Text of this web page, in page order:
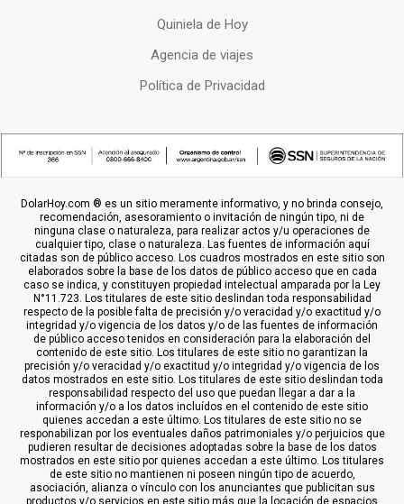
Quiniela de Hoy
Agencia de viajes
Política de Privacidad
DolarHoy.com ® es un sitio meramente informativo, y no brinda consejo,
recomendación, asesoramiento o invitación de ningún tipo, ni de
ninguna clase o naturaleza, para realizar actos y/u operaciones de
cualquier tipo, clase o naturaleza. Las fuentes de información aquí
citadas son de público acceso. Los cuadros mostrados en este sitio son
elaborados sobre la base de los datos de público acceso que en cada
caso se indica, y constituyen propiedad intelectual amparada por la Ley
N°11.723. Los titulares de este sitio deslindan toda responsabilidad
respecto de la posible falta de precisión y/o veracidad y/o exactitud y/o
integridad y/o vigencia de los datos y/o de las fuentes de información
de público acceso tenidos en consideración para la elaboración del
contenido de este sitio. Los titulares de este sitio no garantizan la
precisión y/o veracidad y/o exactitud y/o integridad y/o vigencia de los
datos mostrados en este sitio. Los titulares de este sitio deslindan toda
responsabilidad respecto del uso que puedan llegar a dar a la
información y/o a los datos incluídos en el contenido de este sitio
quienes accedan a este último. Los titulares de este sitio no se
responabilizan por los eventuales daños patrimoniales y/o perjuicios que
pudieren resultar de decisiones adoptadas sobre la base de los datos
mostrados en este sitio por quienes accedan a este último. Los titulares
de este sitio no mantienen ni poseen ningún tipo de acuerdo,
asociación, alianza o vínculo con los anunciantes que publicitan sus
productos y/o servicios en este sitio más que la locación de espacios